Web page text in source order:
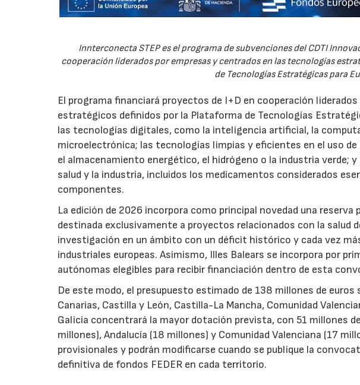
Innterconecta STEP es el programa de subvenciones del CDTI
cooperación liderados por empresas y centrados en las tecnologías
de Tecnologías Estratégicas para
El programa financiará proyectos de I+D en cooperación
estratégicos definidos por la Plataforma de Tecnologías
las tecnologías digitales, como la inteligencia artificial, la
microelectrónica; las tecnologías limpias y eficientes en el uso
el almacenamiento energético, el hidrógeno o la industria verde;
salud y la industria, incluidos los medicamentos considerados
componentes.
La edición de 2026 incorpora como principal novedad una reserva
destinada exclusivamente a proyectos relacionados con la salud
investigación en un ámbito con un déficit histórico y cada vez
industriales europeas. Asimismo, Illes Balears se incorpora por
autónomas elegibles para recibir financiación dentro de esta
De este modo, el presupuesto estimado de 138 millones de
Canarias, Castilla y León, Castilla-La Mancha, Comunidad
Galicia concentrará la mayor dotación prevista, con 51 millones
millones), Andalucía (18 millones) y Comunidad Valenciana (17
provisionales y podrán modificarse cuando se publique la
definitiva de fondos FEDER en cada territorio.